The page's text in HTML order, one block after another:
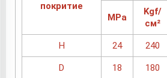
покритие
MPa
Kgf/
см²
H 24 240
D 18 180